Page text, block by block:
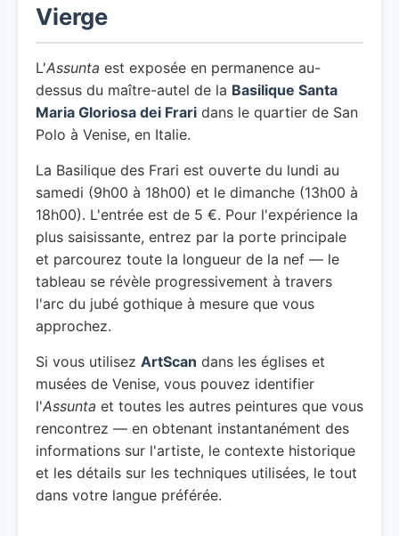
Vierge
L'Assunta est exposée en permanence au-
dessus du maître-autel de la Basilique Santa
Maria Gloriosa dei Frari dans le quartier de San
Polo à Venise, en Italie.
La Basilique des Frari est ouverte du lundi au
samedi (9h00 à 18h00) et le dimanche (13h00 à
18h00). L'entrée est de 5 €. Pour l'expérience la
plus saisissante, entrez par la porte principale
et parcourez toute la longueur de la nef — le
tableau se révèle progressivement à travers
l'arc du jubé gothique à mesure que vous
approchez.
Si vous utilisez ArtScan dans les églises et
musées de Venise, vous pouvez identifier
l'Assunta et toutes les autres peintures que vous
rencontrez — en obtenant instantanément des
informations sur l'artiste, le contexte historique
et les détails sur les techniques utilisées, le tout
dans votre langue préférée.